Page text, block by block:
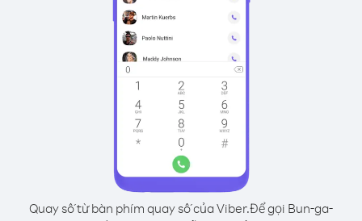
Quay số từ bàn phím quay số của Viber.Để gọi Bun-ga-